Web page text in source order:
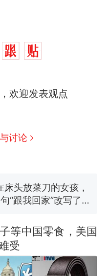
欢迎发表观点
讨论
“跟我回家”改写了
价570元，搬到楼下
招聘物理教师，笔
遭淘汰？教育局：
，成立调查组全面
开着反而更省电？
应
等中国零食，美国
受